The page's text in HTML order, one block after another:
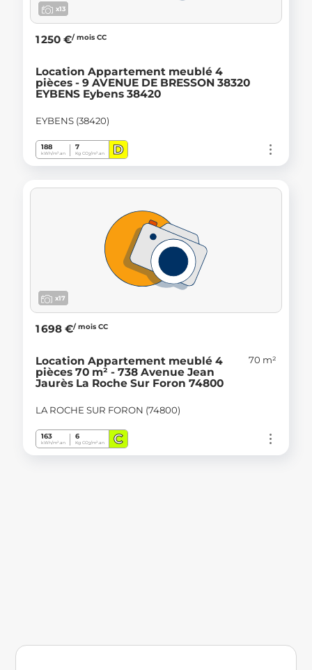
x13
1 250 €/ mois CC
Location Appartement meublé 4
pièces - 9 AVENUE DE BRESSON 38320
EYBENS Eybens 38420
EYBENS (38420)
188
kWh/m².an
7
Kg CO2/m².an D
x17
1 698 €/ mois CC
Location Appartement meublé 4
pièces 70 m² - 738 Avenue Jean
Jaurès La Roche Sur Foron 74800
70 m²
LA ROCHE SUR FORON (74800)
163
kWh/m².an
6
Kg CO2/m².an C